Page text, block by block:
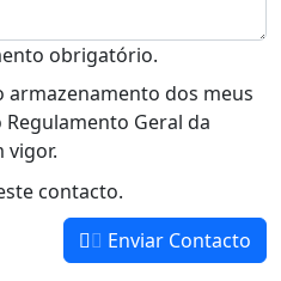
obrigatório.
armazenamento dos meus
Geral da
vigor.
contacto.
Enviar Contacto